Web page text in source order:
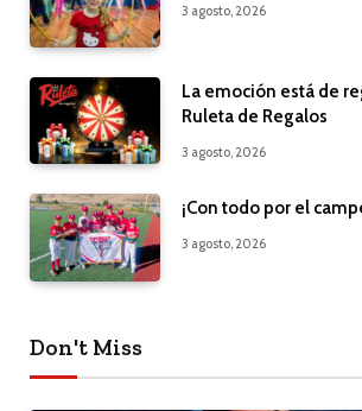
3 agosto, 2026
La emoción está de
Ruleta de Regalos
3 agosto, 2026
¡Con todo por el
3 agosto, 2026
Don't Miss